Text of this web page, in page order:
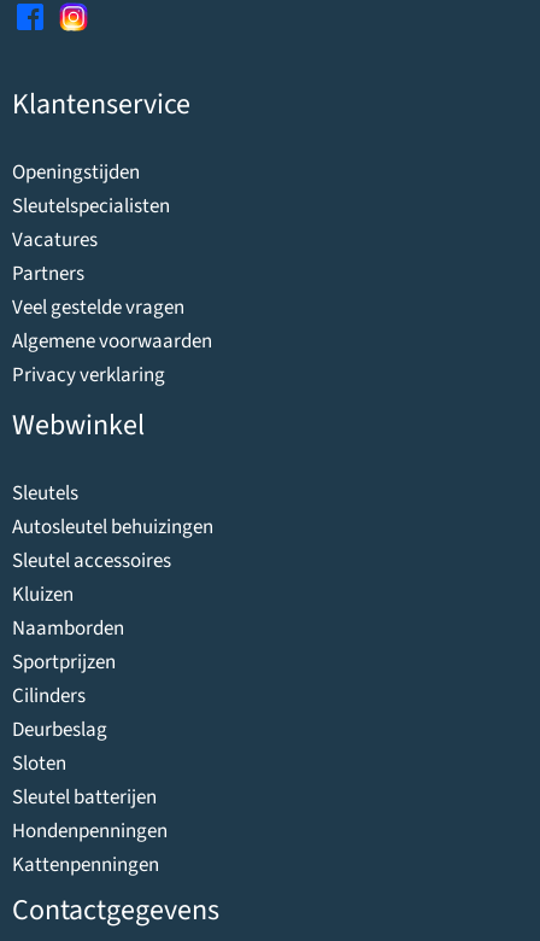
Klantenservice
Openingstijden
Sleutelspecialisten
Vacatures
Partners
Veel gestelde vragen
Algemene voorwaarden
Privacy verklaring
Webwinkel
Sleutels
Autosleutel behuizingen
Sleutel accessoires
Kluizen
Naamborden
Sportprijzen
Cilinders
Deurbeslag
Sloten
Sleutel batterijen
Hondenpenningen
Kattenpenningen
Contactgegevens